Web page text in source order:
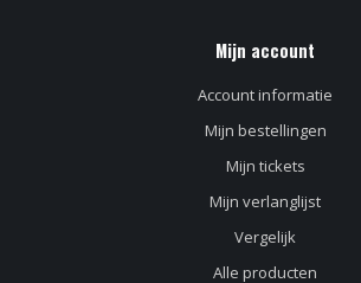
Mijn account
Account informatie
Mijn bestellingen
Mijn tickets
Mijn verlanglijst
Vergelijk
Alle producten